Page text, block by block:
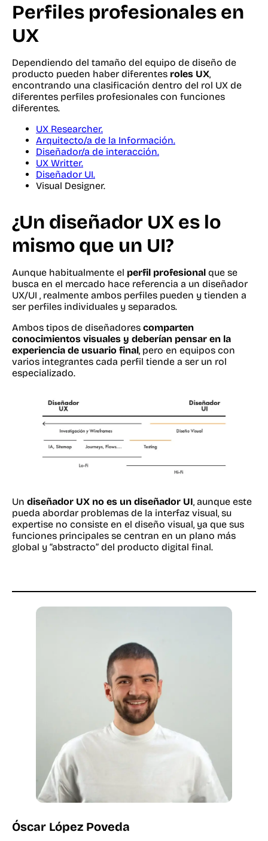
Perfiles profesionales en
UX
Dependiendo del tamaño del equipo de diseño de
producto pueden haber diferentes roles UX,
encontrando una clasificación dentro del rol UX de
diferentes perfiles profesionales con funciones
diferentes.
UX Researcher.
Arquitecto/a de la Información.
Diseñador/a de interacción.
UX Writter.
Diseñador UI.
Visual Designer.
¿Un diseñador UX es lo
mismo que un UI?
Aunque habitualmente el perfil profesional que se
busca en el mercado hace referencia a un diseñador
UX/UI , realmente ambos perfiles pueden y tienden a
ser perfiles individuales y separados.
Ambos tipos de diseñadores comparten
conocimientos visuales y deberían pensar en la
experiencia de usuario final, pero en equipos con
varios integrantes cada perfil tiende a ser un rol
especializado.
Un diseñador UX no es un diseñador UI, aunque este
pueda abordar problemas de la interfaz visual, su
expertise no consiste en el diseño visual, ya que sus
funciones principales se centran en un plano más
global y “abstracto” del producto digital final.
Óscar López Poveda